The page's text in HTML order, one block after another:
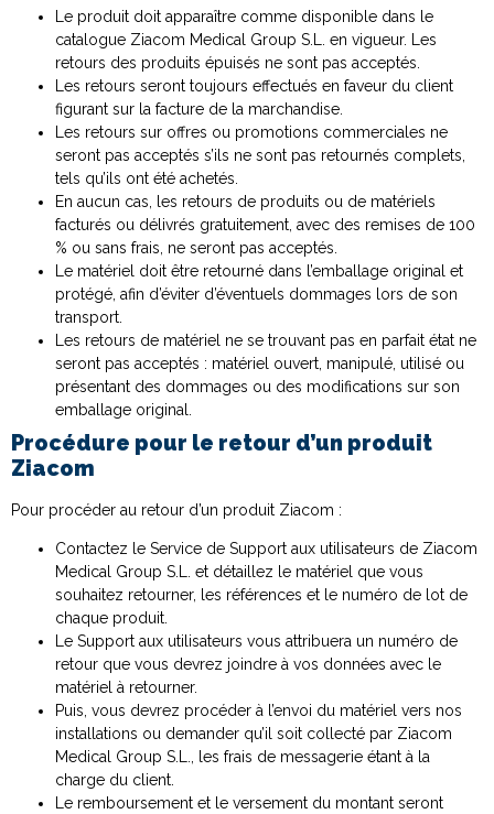
Le produit doit apparaître comme disponible dans le
catalogue Ziacom Medical Group S.L. en vigueur. Les
retours des produits épuisés ne sont pas acceptés.
Les retours seront toujours effectués en faveur du client
figurant sur la facture de la marchandise.
Les retours sur offres ou promotions commerciales ne
seront pas acceptés s’ils ne sont pas retournés complets,
tels qu’ils ont été achetés.
En aucun cas, les retours de produits ou de matériels
facturés ou délivrés gratuitement, avec des remises de 100
% ou sans frais, ne seront pas acceptés.
Le matériel doit être retourné dans l’emballage original et
protégé, afin d’éviter d’éventuels dommages lors de son
transport.
Les retours de matériel ne se trouvant pas en parfait état ne
seront pas acceptés : matériel ouvert, manipulé, utilisé ou
présentant des dommages ou des modifications sur son
emballage original.
Procédure pour le retour d’un produit
Ziacom
Pour procéder au retour d’un produit Ziacom :
Contactez le Service de Support aux utilisateurs de Ziacom
Medical Group S.L. et détaillez le matériel que vous
souhaitez retourner, les références et le numéro de lot de
chaque produit.
Le Support aux utilisateurs vous attribuera un numéro de
retour que vous devrez joindre à vos données avec le
matériel à retourner.
Puis, vous devrez procéder à l’envoi du matériel vers nos
installations ou demander qu’il soit collecté par Ziacom
Medical Group S.L., les frais de messagerie étant à la
charge du client.
Le remboursement et le versement du montant seront